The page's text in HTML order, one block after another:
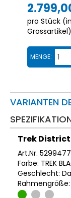
pro Stück
Grossartikel)
MENGE:
VARIANTEN
Trek
Art.Nr. 5299477
Farbe: TREK
Geschlecht:
Rahmengröße: